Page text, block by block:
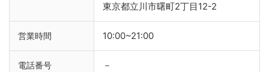
東京都立川市曙町2丁目12-2
営業時間 10:00~21:00
電話番号 －